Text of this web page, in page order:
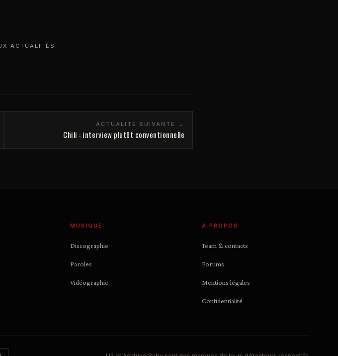
ACTUALITÉS
ACTUALITÉ SUIVANTE →
Chili : interview plutôt conventionnelle
MUSIQUE
Discographie
Paroles
Vidéographie
À PROPOS
Team & contacts
Forums
Mentions légales
Confidentialité